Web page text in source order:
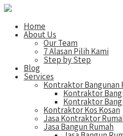
Home
About Us
Our Team
7 Alasan Pilih Kami
Step by Step
Blog
Services
Kontraktor Bangunan
Kontraktor
Kontraktor
Kontraktor Kos Kosan
Jasa Kontraktor
Jasa Bangun Rumah